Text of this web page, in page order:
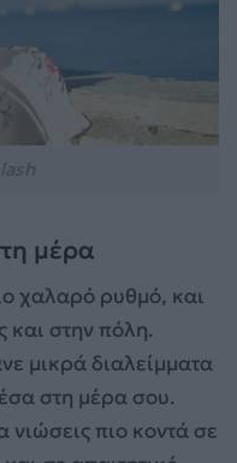
μέρα
χαλαρό ρυθμό, και
και στην πόλη.
μικρά διαλείμματα
στη μέρα σου.
πιο κοντά σε